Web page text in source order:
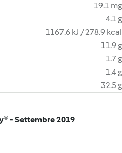
19.1 mg
4.1 g
1167.6 kJ / 278.9 kcal
11.9 g
1.7 g
1.4 g
32.5 g
- Settembre 2019